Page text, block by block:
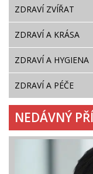
ZDRAVÍ ZVÍŘAT
ZDRAVÍ A KRÁSA
ZDRAVÍ A HYGIENA
ZDRAVÍ A PÉČE
NEDÁVNÝ